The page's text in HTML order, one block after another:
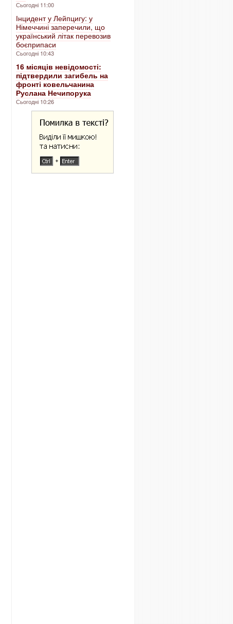
Сьогодні 11:00
Інцидент у Лейпцигу: у
Німеччині заперечили, що
український літак перевозив
боєприпаси
Сьогодні 10:43
16 місяців невідомості:
підтвердили загибель на
фронті ковельчанина
Руслана Нечипорука
Сьогодні 10:26